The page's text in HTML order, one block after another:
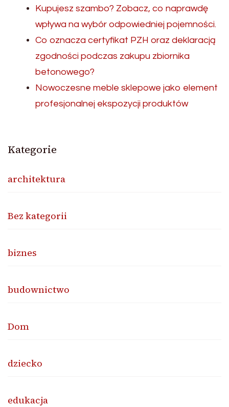
Kupujesz szambo? Zobacz, co naprawdę
wpływa na wybór odpowiedniej pojemności.
Co oznacza certyfikat PZH oraz deklaracją
zgodności podczas zakupu zbiornika
betonowego?
Nowoczesne meble sklepowe jako element
profesjonalnej ekspozycji produktów
Kategorie
architektura
Bez kategorii
biznes
budownictwo
Dom
dziecko
edukacja